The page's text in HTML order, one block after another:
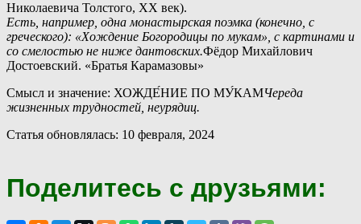
Николаевича Толстого, XX век).
Есть, например, одна монастырская поэмка (конечно, с
греческого): «Хождение Богородицы по мукам», с картинами и
со смелостью не ниже дантовских.Фёдор Михайлович
Достоевский. «Братья Карамазовы»
Смысл и значение: ХОЖДЕ́НИЕ ПО МУ́КАМЧереда
жизненных трудностей, неурядиц.
Статья обновлялась: 10 февраля, 2024
Поделитесь с друзьями: